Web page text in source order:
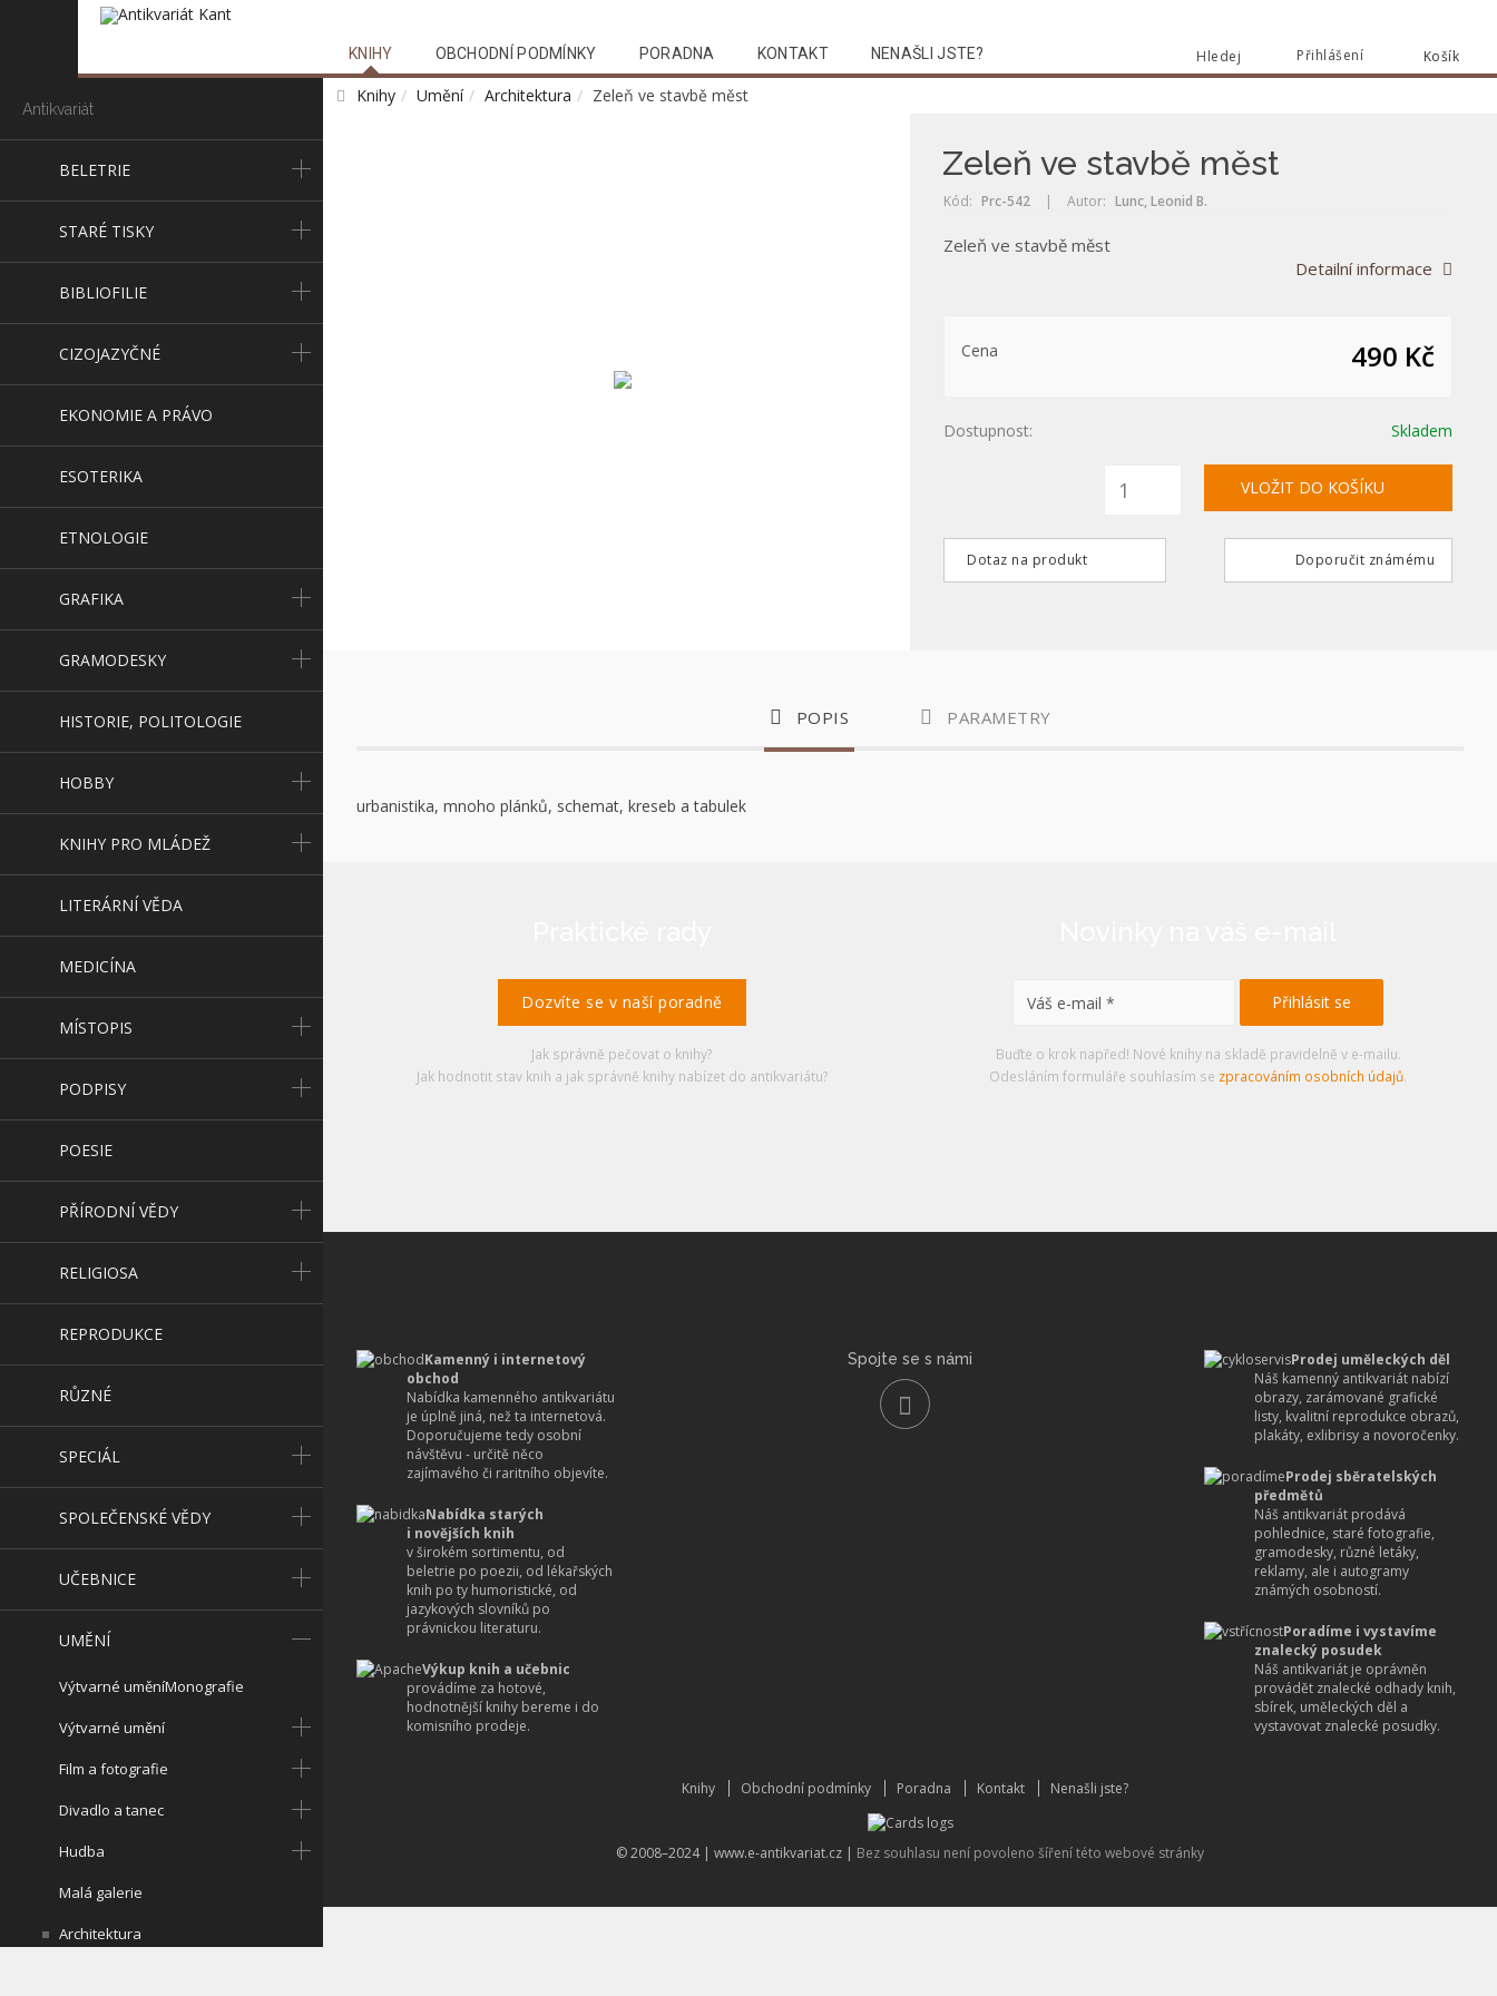
Košík
Přihlášení
Hledej
KNIHY OBCHODNÍ PODMÍNKY PORADNA KONTAKT NENAŠLI JSTE?
Antikvariát
BELETRIE
STARÉ TISKY
BIBLIOFILIE
CIZOJAZYČNÉ
EKONOMIE A PRÁVO
ESOTERIKA
ETNOLOGIE
GRAFIKA
GRAMODESKY
HISTORIE, POLITOLOGIE
HOBBY
KNIHY PRO MLÁDEŽ
LITERÁRNÍ VĚDA
MEDICÍNA
MÍSTOPIS
PODPISY
POESIE
PŘÍRODNÍ VĚDY
RELIGIOSA
REPRODUKCE
RŮZNÉ
SPECIÁL
SPOLEČENSKÉ VĚDY
UČEBNICE
UMĚNÍ
Výtvarné uměníMonografie
Výtvarné umění
Film a fotografie
Divadlo a tanec
Hudba
Malá galerie
Architektura
Knihy Umění Architektura Zeleň ve stavbě měst
Zeleň ve stavbě měst
Kód: Prc-542 | Autor: Lunc, Leonid B.
Zeleň ve stavbě měst
Detailní informace
Cena 490 Kč
Dostupnost: Skladem
Dotaz na produkt Doporučit známému
POPIS PARAMETRY
urbanistika, mnoho plánků, schemat, kreseb a tabulek
Dozvíte se v naší poradně
Jak správně pečovat o knihy?
Jak hodnotit stav knih a jak správně knihy nabízet do antikvariátu?
Buďte o krok napřed! Nové knihy na skladě pravidelně v e-mailu.
Odesláním formuláře souhlasím se zpracováním osobních údajů.
Kamenný i internetový
obchod
Nabídka kamenného antikvariátu
je úplně jiná, než ta internetová.
Doporučujeme tedy osobní
návštěvu - určitě něco
zajímavého či raritního objevíte.
Nabídka starých
i novějších knih
v širokém sortimentu, od
beletrie po poezii, od lékařských
knih po ty humoristické, od
jazykových slovníků po
právnickou literaturu.
Výkup knih a učebnic
provádíme za hotové,
hodnotnější knihy bereme i do
komisního prodeje.
Prodej uměleckých děl
Náš kamenný antikvariát nabízí
obrazy, zarámované grafické
listy, kvalitní reprodukce obrazů,
plakáty, exlibrisy a novoročenky.
Prodej sběratelských
předmětů
Náš antikvariát prodává
pohlednice, staré fotografie,
gramodesky, různé letáky,
reklamy, ale i autogramy
známých osobností.
Poradíme i vystavíme
znalecký posudek
Náš antikvariát je oprávněn
provádět znalecké odhady knih,
sbírek, uměleckých děl a
vystavovat znalecké posudky.
Spojte se s námi
Knihy Obchodní podmínky Poradna Kontakt Nenašli jste?
© 2008–2024 | www.e-antikvariat.cz | Bez souhlasu není povoleno šíření této webové stránky